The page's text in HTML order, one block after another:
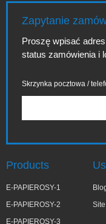
Zapytanie
Proszę wpisać
status zamówienia i
Skrzynka pocztowa /
Products
E-PAPIEROSY-1
E-PAPIEROSY-2
E-PAPIEROSY-3